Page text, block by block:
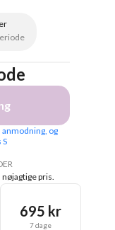
og
S
pris.
695 kr
7 dage